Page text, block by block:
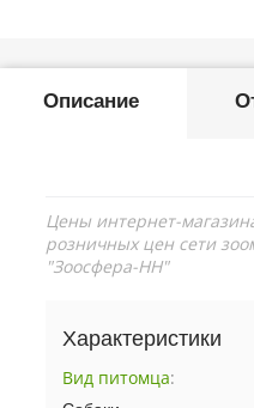
Описание
Цены интернет-
розничных цен сети
"Зоосфера-НН"
Характеристики
Вид питомца: